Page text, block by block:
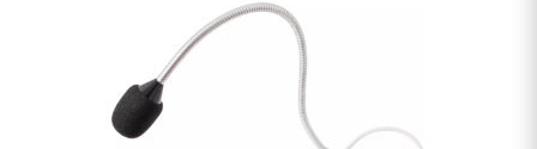
Sintetizadores & samplers